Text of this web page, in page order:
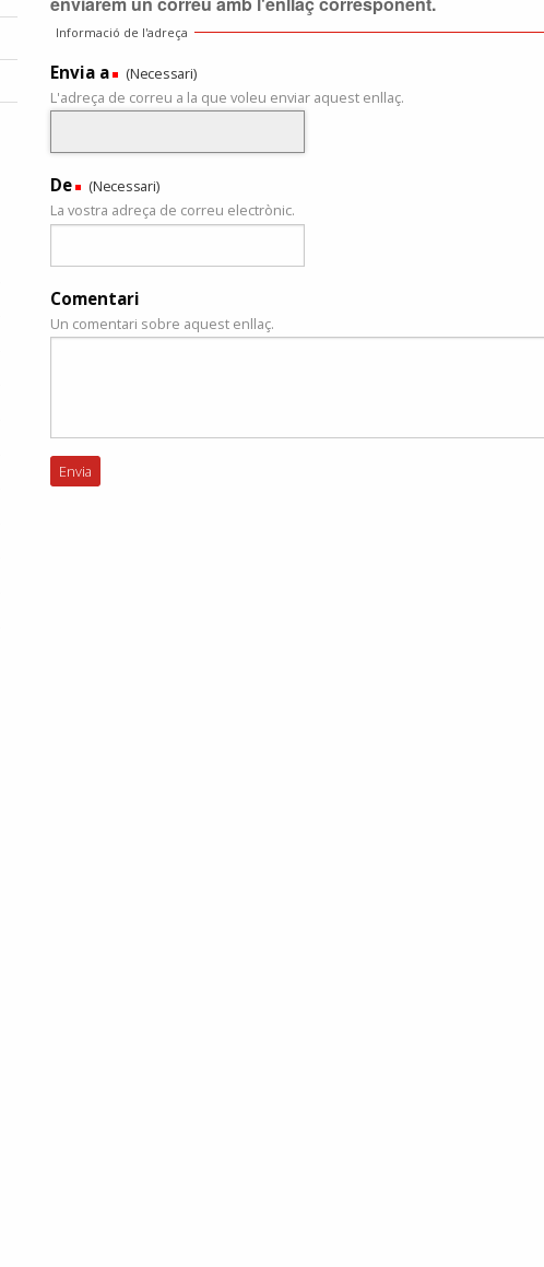
Informació de l'adreça
Envia a
(Necessari)
L'adreça de correu a la que voleu enviar aquest enllaç.
De
(Necessari)
La vostra adreça de correu electrònic.
Comentari
Un comentari sobre aquest enllaç.